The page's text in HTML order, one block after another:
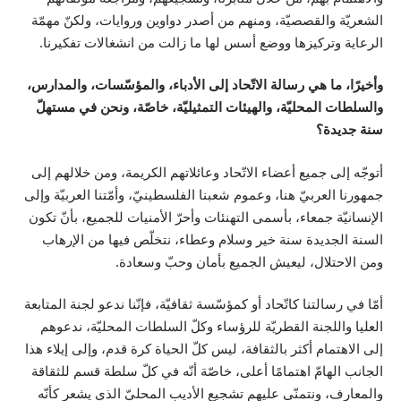
الشعريّة والقصصيّة، ومنهم من أصدر دواوين وروايات، ولكنّ مهمّة
الرعاية وتركيزها ووضع أسس لها ما زالت من انشغالات تفكيرنا.
وأخيرًا، ما هي رسالة الاتّحاد إلى الأدباء، والمؤسّسات، والمدارس،
والسلطات المحليّة، والهيئات التمثيليّة، خاصّة، ونحن في مستهلّ
سنة جديدة؟
أتوجّه إلى جميع أعضاء الاتّحاد وعائلاتهم الكريمة، ومن خلالهم إلى
جمهورنا العربيّ هنا، وعموم شعبنا الفلسطينيّ، وأمّتنا العربيّة وإلى
الإنسانيّة جمعاء، بأسمى التهنئات وأحرّ الأمنيات للجميع، بأنّ تكون
السنة الجديدة سنة خير وسلام وعطاء، نتخلّص فيها من الإرهاب
ومن الاحتلال، ليعيش الجميع بأمان وحبّ وسعادة.
أمّا في رسالتنا كاتّحاد أو كمؤسّسة ثقافيّة، فإنّنا ندعو لجنة المتابعة
العليا واللجنة القطريّة للرؤساء وكلّ السلطات المحليّة، ندعوهم
إلى الاهتمام أكثر بالثقافة، ليس كلّ الحياة كرة قدم، وإلى إيلاء هذا
الجانب الهامّ اهتمامًا أعلى، خاصّة أنّه في كلّ سلطة قسم للثقاقة
والمعارف، ونتمنّى عليهم تشجيع الأديب المحليّ الذي يشعر كأنّه